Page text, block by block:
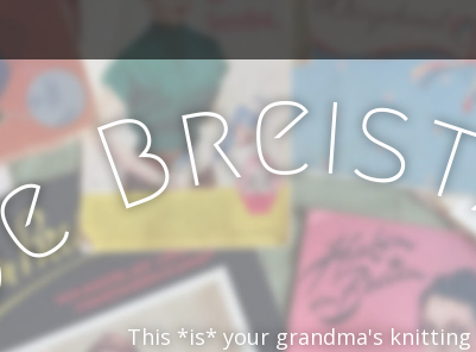
Breis
This *is* your grandma's knitting